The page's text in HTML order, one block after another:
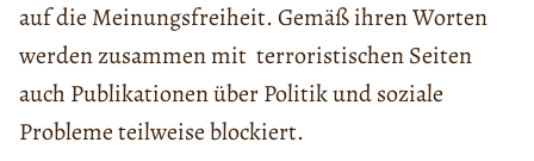
auf die Meinungsfreiheit. Gemäß ihren Worten
werden zusammen mit terroristischen Seiten
auch Publikationen über Politik und soziale
Probleme teilweise blockiert.